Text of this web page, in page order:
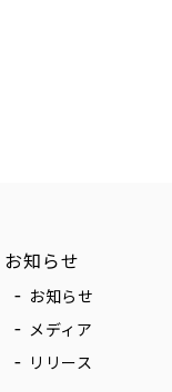
お知らせ
お知らせ
メディア
リリース